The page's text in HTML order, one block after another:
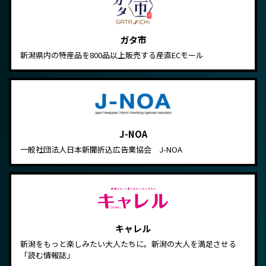
ガタ市
新潟県内の特産品を800品以上販売する産直ECモール
J-NOA
一般社団法人日本新聞折込広告業協会 J-NOA
キャレル
新潟をもっと楽しみたい大人たちに。新潟の大人を満足させる
「読む情報誌」